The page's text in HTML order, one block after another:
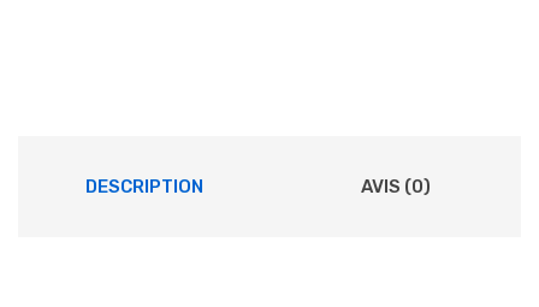
د.م.599,00.
د.م.499,00.
DESCRIPTION AVIS (0)